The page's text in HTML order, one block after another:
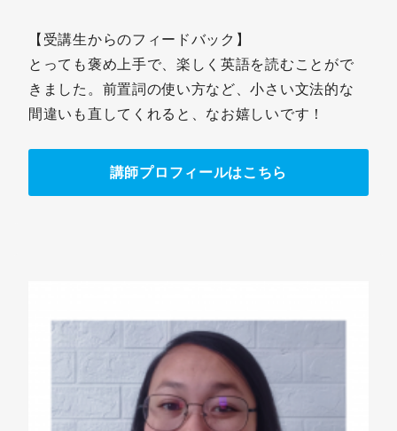
【受講生からのフィードバック】
とっても褒め上手で、楽しく英語を読むことがで
きました。前置詞の使い方など、小さい文法的な
間違いも直してくれると、なお嬉しいです！
講師プロフィールはこちら